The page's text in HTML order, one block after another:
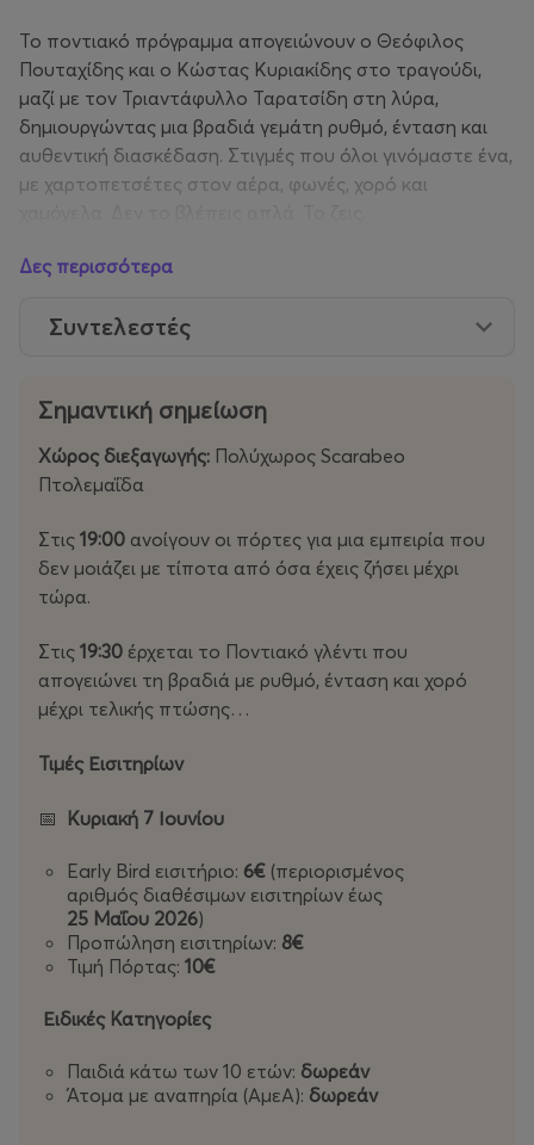
Το ποντιακό πρόγραμμα απογειώνουν ο Θεόφιλος
Πουταχίδης και ο Κώστας Κυριακίδης στο τραγούδι,
μαζί με τον Τριαντάφυλλο Ταρατσίδη στη λύρα,
δημιουργώντας μια βραδιά γεμάτη ρυθμό, ένταση και
αυθεντική διασκέδαση. Στιγμές που όλοι γινόμαστε ένα,
με χαρτοπετσέτες στον αέρα, φωνές, χορό και
Τα τραπέζια είναι περιορισμένα και ήδη φεύγουν, οπότε
σου, κλείσε έγκαιρα. Αν πάλι έρθεις όρθιος, δεν αλλάζει
Δεν είναι ένα πανηγύρι. Είναι εμπειρία.
Οι πόρτες ανοίγουν στις 19:00 και το ποντιακό γλέντι
ξεκινά από τις 19:30 και συνεχίζεται όσο αντέξουμε…
Panigiri XΓιατί το πανηγύρι θέλει κέφι!
Facebook: https://www.facebook.com/profile.php?
Instagram: https://www.instagram.com/panigirix?
igsh=MXNhYmh5cnBhZjJ1Mw==
Tik Tok: https://www.tiktok.com/@panigirix?_r=1&_t=ZN-
Δες περισσότερα
Συντελεστές
Σημαντική σημείωση
Χώρος διεξαγωγής: Πολύχωρος Scarabeo
Πτολεμαΐδα
Στις 19:00 ανοίγουν οι πόρτες για μια εμπειρία που
δεν μοιάζει με τίποτα από όσα έχεις ζήσει μέχρι
τώρα.
Στις 19:30 έρχεται το Ποντιακό γλέντι που
απογειώνει τη βραδιά με ρυθμό, ένταση και χορό
μέχρι τελικής πτώσης…
Τιμές Εισιτηρίων
📅 Κυριακή 7 Ιουνίου
Early Bird εισιτήριο: 6€ (περιορισμένος
αριθμός διαθέσιμων εισιτηρίων έως
25 Μαΐου 2026)
Προπώληση εισιτηρίων: 8€
Τιμή Πόρτας: 10€
Ειδικές Κατηγορίες
Παιδιά κάτω των 10 ετών: δωρεάν
Άτομα με αναπηρία (ΑμεΑ): δωρεάν